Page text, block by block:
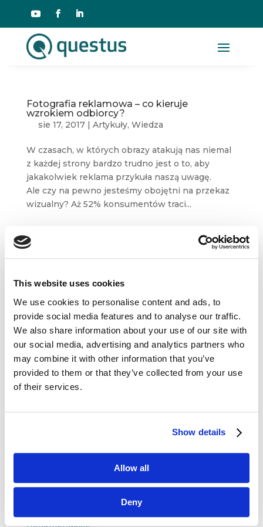
This website uses cookies
We use cookies to personalise content and ads, to
provide social media features and to analyse our traffic.
We also share information about your use of our site with
our social media, advertising and analytics partners who
may combine it with other information that you’ve
provided to them or that they’ve collected from your use
of their services.
Show details
Allow all
Deny
Fotografia reklamowa – co kieruje
wzrokiem odbiorcy?
sie 17, 2017| Artykuły, Wiedza
W czasach, w których obrazy atakują nas niemal
z każdej strony bardzo trudno jest o to, aby
jakakolwiek reklama przykuła naszą uwagę.
Ale czy na pewno jesteśmy obojętni na przekaz
wizualny? Aż 52% konsumentów traci...

questus
ul. Organizacji WiN 83/7
91-811 Łódź
 601 098 038
 questus@questus.pl
Polityka prywatności